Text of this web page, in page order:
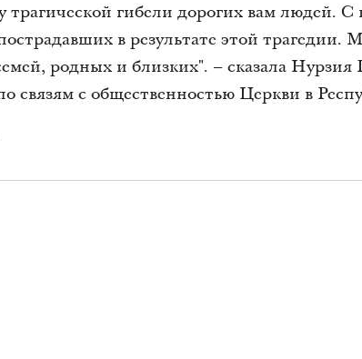
трагической гибели дорогих вам людей.
в результате этой
родных и близких". – сказала
связям с общественностью Церкви в